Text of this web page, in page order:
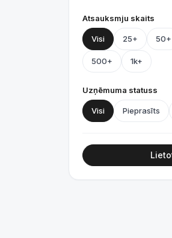
Atsauksmju skaits
Visi 25+ 50+
500+ 1k+
Uzņēmuma statuss
Visi Pieprasīts